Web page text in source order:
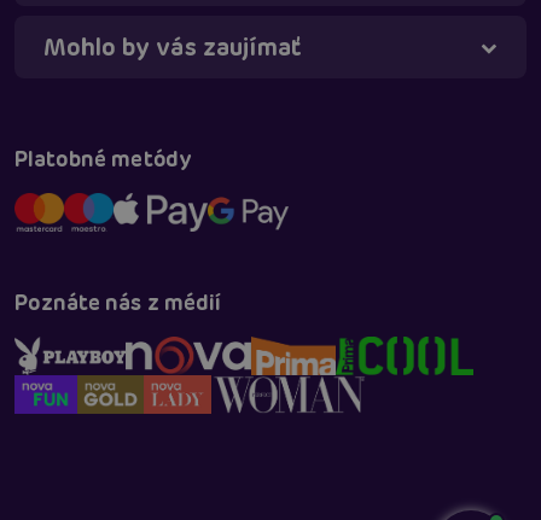
Mohlo by vás zaujímať
Platobné metódy
Poznáte nás z médií